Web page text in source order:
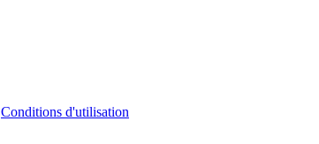
Conditions d'utilisation